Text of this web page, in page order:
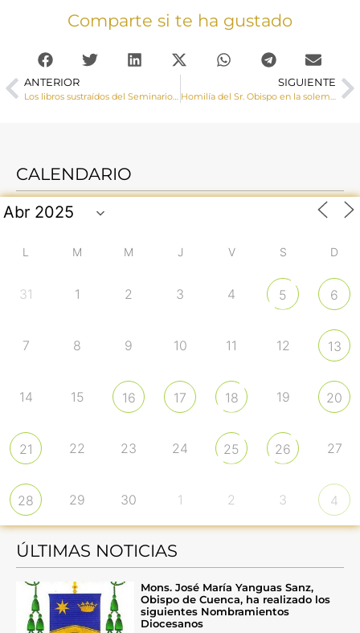
Comparte si te ha gustado
ANTERIOR SIGUIENTE
CALENDARIO
L M M J V S D
31 1 2 3 4 5 6
7 8 9 10 11 12 13
14 15 16 17 18 19 20
21 22 23 24 25 26 27
28 29 30 1 2 3 4
ÚLTIMAS NOTICIAS
Mons. José María Yanguas Sanz,
Obispo de Cuenca, ha realizado los
siguientes Nombramientos
Diocesanos